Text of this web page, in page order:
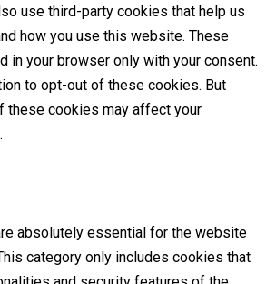
use third-party cookies that help us
how you use this website. These
in your browser only with your consent.
to opt-out of these cookies. But
these cookies may affect your
absolutely essential for the website
category only includes cookies that